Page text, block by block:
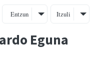
Entzun Itzuli
Eguna